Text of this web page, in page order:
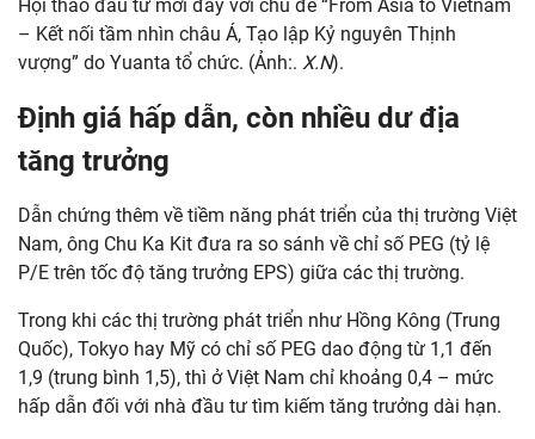
Hội thảo đầu tư mới đây với chủ đề “From Asia to Vietnam
– Kết nối tầm nhìn châu Á, Tạo lập Kỷ nguyên Thịnh
vượng” do Yuanta tổ chức. (Ảnh:. X.N).
Định giá hấp dẫn, còn nhiều dư địa
tăng trưởng
Dẫn chứng thêm về tiềm năng phát triển của thị trường Việt
Nam, ông Chu Ka Kit đưa ra so sánh về chỉ số PEG (tỷ lệ
P/E trên tốc độ tăng trưởng EPS) giữa các thị trường.
Trong khi các thị trường phát triển như Hồng Kông (Trung
Quốc), Tokyo hay Mỹ có chỉ số PEG dao động từ 1,1 đến
1,9 (trung bình 1,5), thì ở Việt Nam chỉ khoảng 0,4 – mức
hấp dẫn đối với nhà đầu tư tìm kiếm tăng trưởng dài hạn.